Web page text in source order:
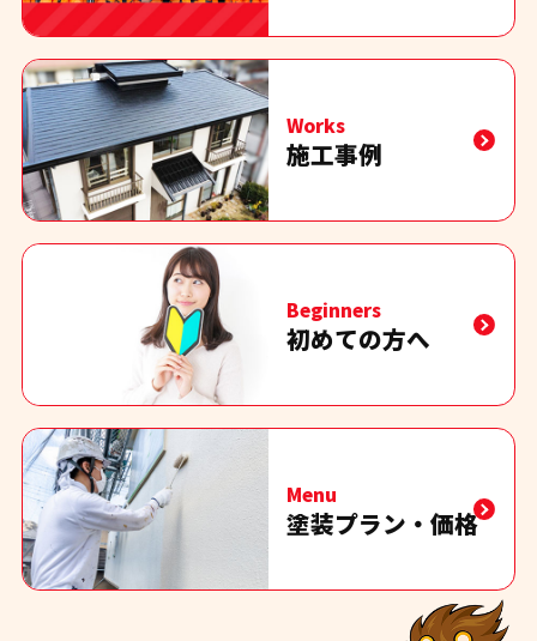
Works
施工事例
Beginners
初めての方へ
Menu
塗装プラン・価格